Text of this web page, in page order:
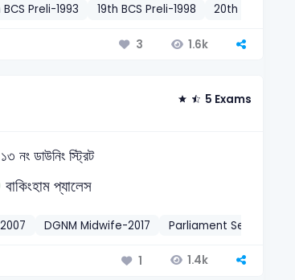
BCS Preli-1993 19th BCS Preli-1998 20th BCS Preli-
3 1.6k
5 Exams
১৩ নং ডাউনিং স্ট্রিট
বাকিংহাম প্যালেস
DGNM Midwife-2017 Parliament Secretariat
1 1.4k